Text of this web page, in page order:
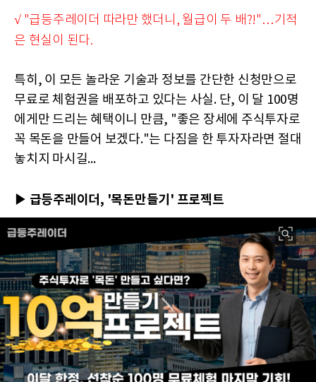
√ "급등주레이더 따라만 했더니, 월급이 두 배?!"…기적
은 현실이 된다.
특히, 이 모든 놀라운 기술과 정보를 간단한 신청만으로
무료로 체험권을 배포하고 있다는 사실. 단, 이 달 100명
에게만 드리는 혜택이니 만큼, "좋은 장세에 주식투자로
꼭 목돈을 만들어 보겠다."는 다짐을 한 투자자라면 절대
놓치지 마시길...
▶ 급등주레이더, '목돈만들기' 프로젝트